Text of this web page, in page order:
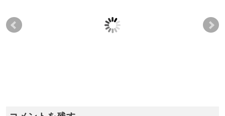
2024年2月10日(土),11
2023年3月18日(土),19